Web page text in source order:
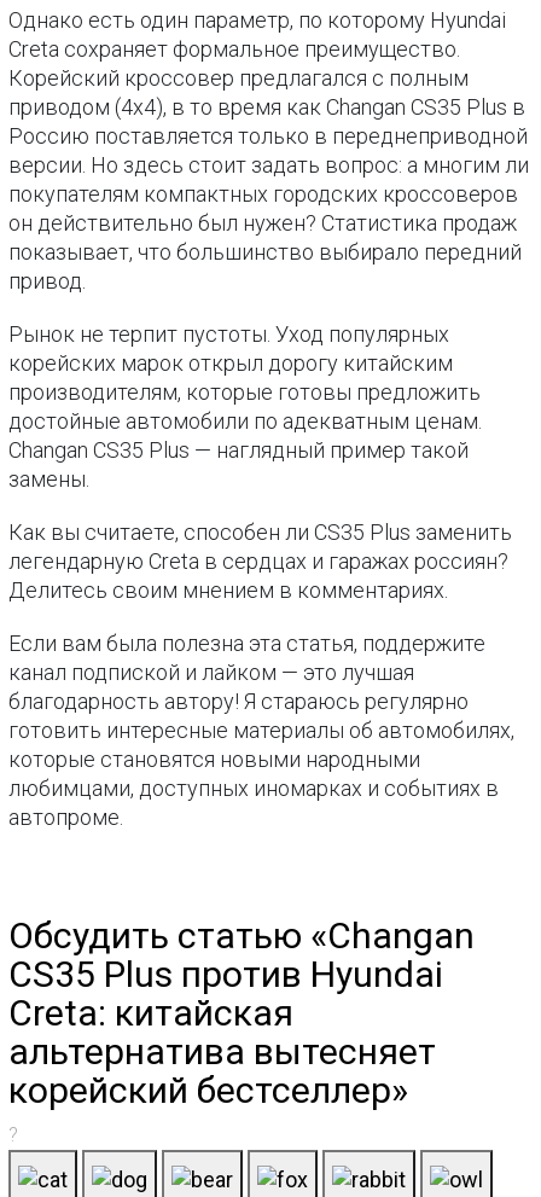
Однако есть один параметр, по которому Hyundai
Creta сохраняет формальное преимущество.
Корейский кроссовер предлагался с полным
приводом (4х4), в то время как Changan CS35 Plus в
Россию поставляется только в переднеприводной
версии. Но здесь стоит задать вопрос: а многим ли
покупателям компактных городских кроссоверов
он действительно был нужен? Статистика продаж
показывает, что большинство выбирало передний
привод.
Рынок не терпит пустоты. Уход популярных
корейских марок открыл дорогу китайским
производителям, которые готовы предложить
достойные автомобили по адекватным ценам.
Changan CS35 Plus — наглядный пример такой
замены.
Как вы считаете, способен ли CS35 Plus заменить
легендарную Creta в сердцах и гаражах россиян?
Делитесь своим мнением в комментариях.
Если вам была полезна эта статья, поддержите
канал подпиской и лайком — это лучшая
благодарность автору! Я стараюсь регулярно
готовить интересные материалы об автомобилях,
которые становятся новыми народными
любимцами, доступных иномарках и событиях в
автопроме.
Обсудить статью «Changan
CS35 Plus против Hyundai
Creta: китайская
альтернатива вытесняет
корейский бестселлер»
?